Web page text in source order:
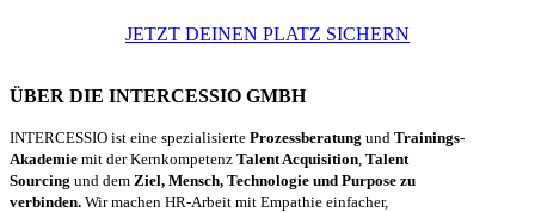
JETZT DEINEN PLATZ SICHERN
ÜBER DIE INTERCESSIO GMBH
INTERCESSIO ist eine spezialisierte Prozessberatung und Trainings-
Akademie mit der Kernkompetenz Talent Acquisition Talent
Sourcing und dem Ziel, Mensch, Technologie und Purpose zu
verbinden. Wir machen HR-Arbeit mit Empathie einfacher,